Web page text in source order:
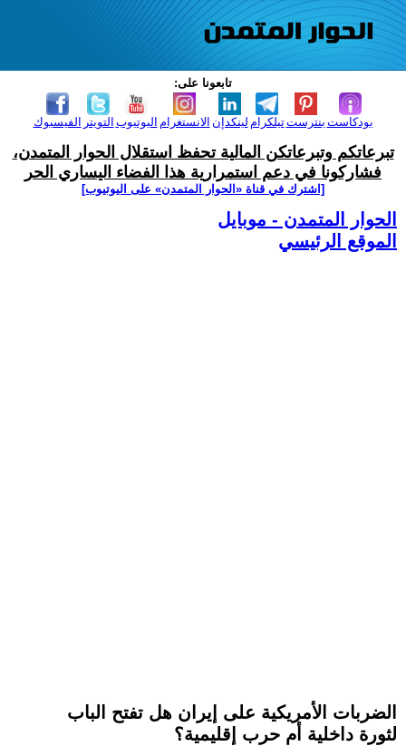
تابعونا على:
الفيسبوك التويتر اليوتيوب الانستغرام لينكدإن تيلكرامبنترست بودكاست
تبرعاتكم وتبرعاتكن المالية تحفظ استقلال الحوار المتمدن،
فشاركونا في دعم استمرارية هذا الفضاء اليساري الحر
[اشترك في قناة ‫«الحوار المتمدن» على اليوتيوب]
الحوار المتمدن - موبايل
الموقع الرئيسي
الضربات الأمريكية على إيران هل تفتح الباب
لثورة داخلية أم حرب إقليمية؟